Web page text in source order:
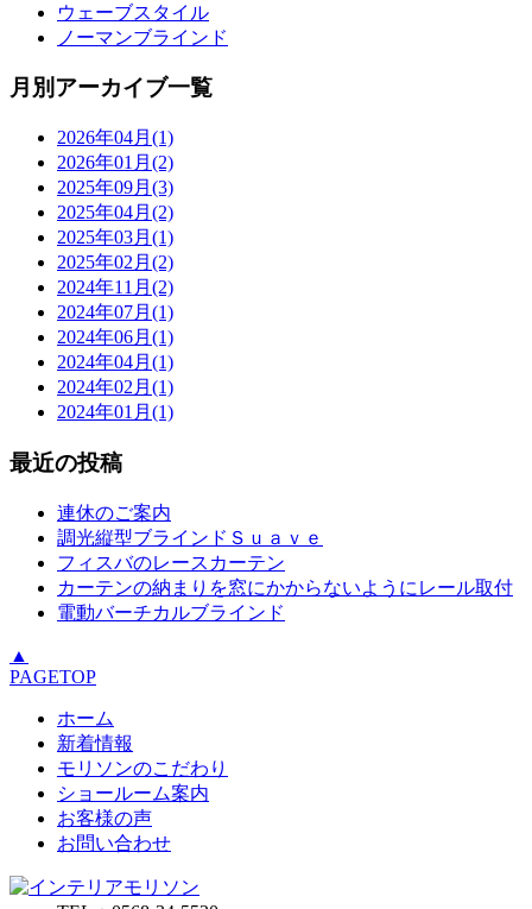
ウェーブスタイル
ノーマンブラインド
月別アーカイブ一覧
2026年04月(1)
2026年01月(2)
2025年09月(3)
2025年04月(2)
2025年03月(1)
2025年02月(2)
2024年11月(2)
2024年07月(1)
2024年06月(1)
2024年04月(1)
2024年02月(1)
2024年01月(1)
最近の投稿
連休のご案内
調光縦型ブラインドＳｕａｖｅ
フィスバのレースカーテン
カーテンの納まりを窓にかからないようにレール取付
電動バーチカルブラインド
▲
PAGETOP
ホーム
新着情報
モリソンのこだわり
ショールーム案内
お客様の声
お問い合わせ